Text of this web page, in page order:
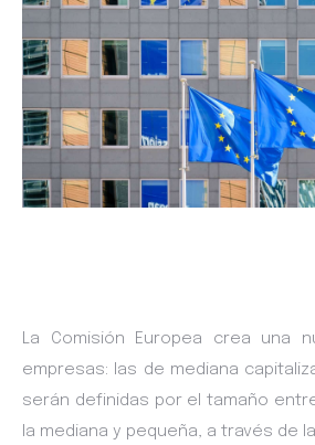
La Comisión Europea crea una
empresas: las de mediana
serán definidas por el tamaño
la mediana y pequeña, a través de